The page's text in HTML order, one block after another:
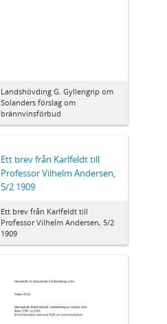
Landshövding G. Gyllengrip om
Solanders förslag om
brännvinsförbud
Ett brev från Karlfeldt till
Professor Vilhelm Andersen,
5/2 1909
Ett brev från Karlfeldt till
Professor Vilhelm Andersen, 5/2
1909